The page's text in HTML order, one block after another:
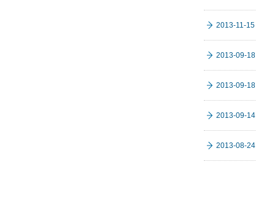
2013-11-15
2013-09-18
2013-09-18
2013-09-14
2013-08-24